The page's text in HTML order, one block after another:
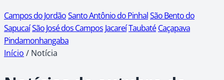
Campos do JordãoSanto Antônio do PinhalSão Bento do
SapucaíSão José dos Campos JacareíTaubaté Caçapava
Pindamonhangaba
Início / Notícia